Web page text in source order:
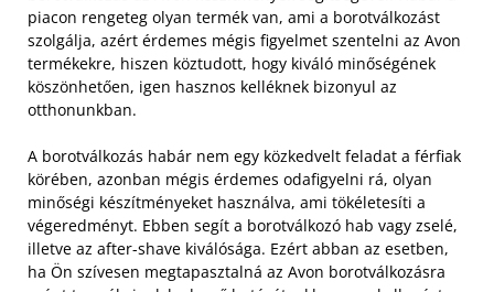
piacon rengeteg olyan termék van, ami a borotválkozást
szolgálja, azért érdemes mégis figyelmet szentelni az Avon
termékekre, hiszen köztudott, hogy kiváló minőségének
köszönhetően, igen hasznos kelléknek bizonyul az
otthonunkban.
A borotválkozás habár nem egy közkedvelt feladat a férfiak
körében, azonban mégis érdemes odafigyelni rá, olyan
minőségi készítményeket használva, ami tökéletesíti a
végeredményt. Ebben segít a borotválkozó hab vagy zselé,
illetve az after-shave kiválósága. Ezért abban az esetben,
ha Ön szívesen megtapasztalná az Avon borotválkozásra